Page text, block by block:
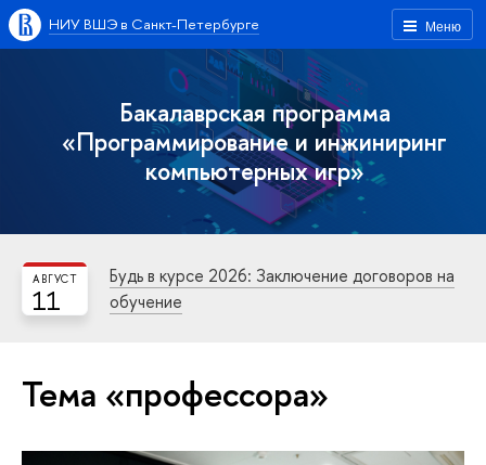
Меню
НИУ ВШЭ в Санкт-Петербурге
Бакалаврская программа
«Программирование и инжиниринг
компьютерных игр»
11
АВГУСТ
Будь в курсе 2026: Заключение договоров на
обучение
Тема «профессора»